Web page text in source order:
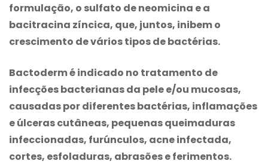
formulação, o sulfato de neomicina e a
bacitracina zíncica, que, juntos, inibem o
crescimento de vários tipos de bactérias.
Bactodermé indicado no tratamento de
infecções bacterianas da pele e/ou mucosas,
causadas por diferentes bactérias, inflamações
e úlceras cutâneas, pequenas queimaduras
infeccionadas, furúnculos, acne infectada,
cortes, esfoladuras, abrasões e ferimentos.